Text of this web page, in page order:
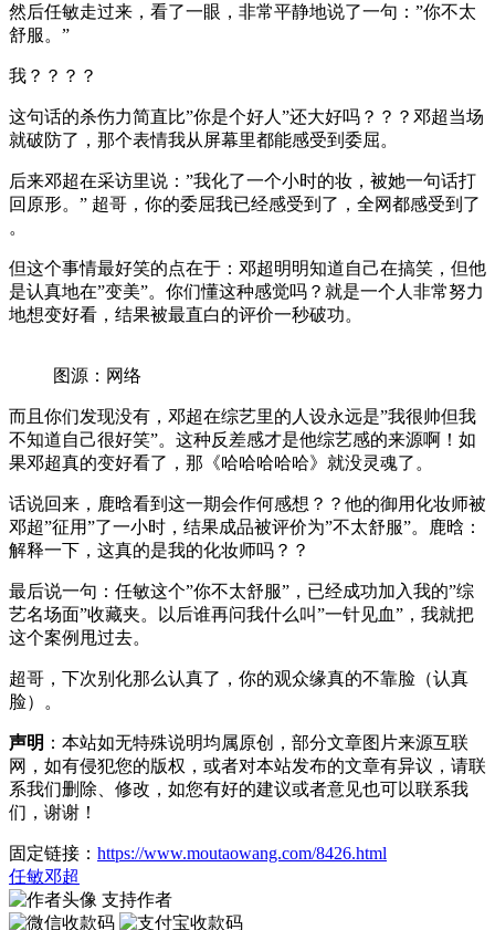
然后任敏走过来，看了一眼，非常平静地说了一句：”你不太
舒服。”
我？？？？
这句话的杀伤力简直比”你是个好人”还大好吗？？？邓超当场
就破防了，那个表情我从屏幕里都能感受到委屈。
后来邓超在采访里说：”我化了一个小时的妆，被她一句话打
回原形。” 超哥，你的委屈我已经感受到了，全网都感受到了
。
但这个事情最好笑的点在于：邓超明明知道自己在搞笑，但他
是认真地在”变美”。你们懂这种感觉吗？就是一个人非常努力
地想变好看，结果被最直白的评价一秒破功。
图源：网络
而且你们发现没有，邓超在综艺里的人设永远是”我很帅但我
不知道自己很好笑”。这种反差感才是他综艺感的来源啊！如
果邓超真的变好看了，那《哈哈哈哈哈》就没灵魂了。
话说回来，鹿晗看到这一期会作何感想？？他的御用化妆师被
邓超”征用”了一小时，结果成品被评价为”不太舒服”。鹿晗：
解释一下，这真的是我的化妆师吗？？
最后说一句：任敏这个”你不太舒服”，已经成功加入我的”综
艺名场面”收藏夹。以后谁再问我什么叫”一针见血”，我就把
这个案例甩过去。
超哥，下次别化那么认真了，你的观众缘真的不靠脸（认真
脸）。
声明 ：本站如无特殊说明均属原创，部分文章图片来源互联
网，如有侵犯您的版权，或者对本站发布的文章有异议，请联
系我们删除、修改，如您有好的建议或者意见也可以联系我
们，谢谢！
固定链接： https://www.moutaowang.com/8426.html
任敏邓超
支持作者